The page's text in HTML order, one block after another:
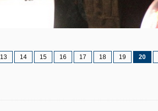
13 14 15 16 17 18 19 20